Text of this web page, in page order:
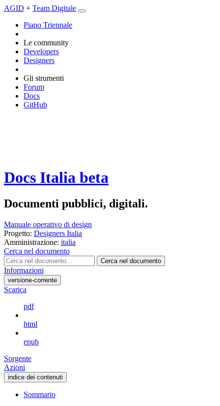
AGID + Team Digitale
Piano Triennale
Le community
Developers
Designers
Gli strumenti
Forum
Docs
GitHub
Docs Italia beta
Documenti pubblici, digitali.
Manuale operativo di design
Progetto: Designers Italia
Amministrazione: italia
Cerca nel documento
Cerca nel documento
Informazioni
versione-corrente
Scarica
pdf
html
epub
Sorgente
Azioni
indice dei contenuti
Sommario